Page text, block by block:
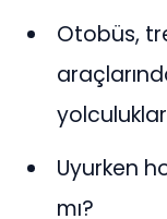
Otobüs,
Uyurken
mı?